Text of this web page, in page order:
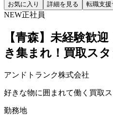
お気に入り
詳細を見る 転職支
NEW正社員
【青森】未経験歓
き集まれ！買取ス
アンドトランク株式会社
好きな物に囲まれて働く買取
勤務地